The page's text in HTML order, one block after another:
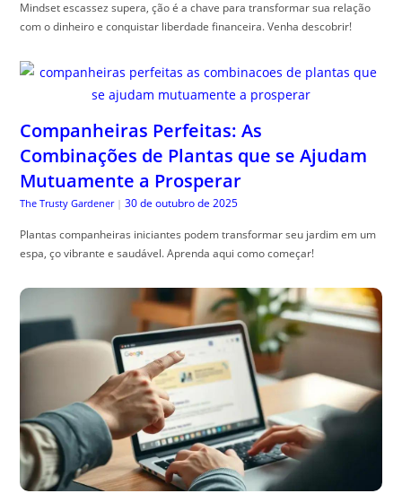
Mindset escassez supera, ção é a chave para transformar sua relação
com o dinheiro e conquistar liberdade financeira. Venha descobrir!
Companheiras Perfeitas: As
Combinações de Plantas que se Ajudam
Mutuamente a Prosperar
The Trusty Gardener | 30 de outubro de 2025
Plantas companheiras iniciantes podem transformar seu jardim em um
espa, ço vibrante e saudável. Aprenda aqui como começar!